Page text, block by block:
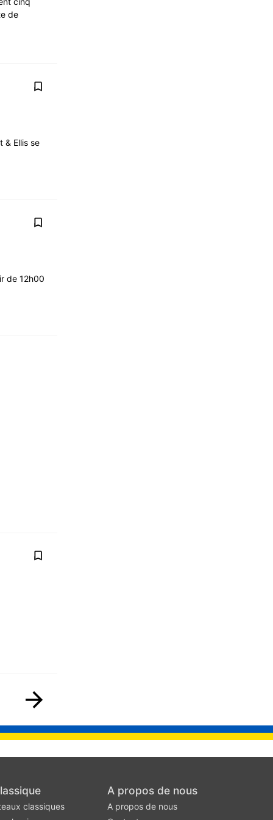
de
& Ellis se
de 12h00
classiques
A propos de nous
A propos de nous